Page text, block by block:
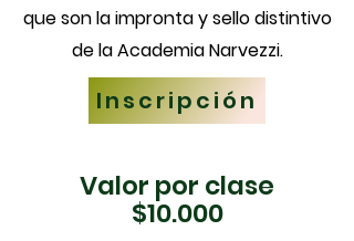
que son la impronta y sello distintivo
de la Academia Narvezzi.
Inscripción
Valor por clase
$10.000